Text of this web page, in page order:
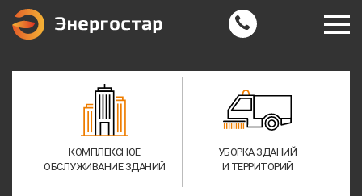
КОМПЛЕКСНОЕ
ОБСЛУЖИВАНИЕ ЗДАНИЙ
УБОРКА ЗДАНИЙ
И ТЕРРИТОРИЙ